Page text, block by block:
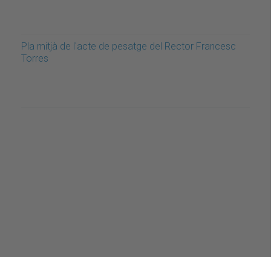
Pla mitjà de l'acte de pesatge del Rector Francesc
Torres